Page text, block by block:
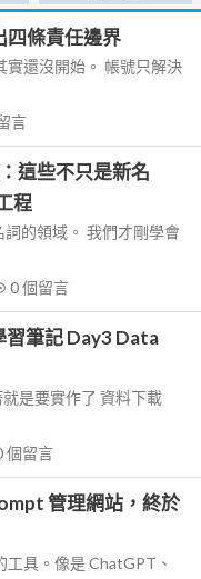
四條責任邊界
實還沒開始。 帳號只解決
言
這些不只是新名
程
的領域。 我們才剛學會
0個留言
筆記 Day3 Data
是要實作了 資料下載
個留言
管理網站，終於
具。像是 ChatGPT、